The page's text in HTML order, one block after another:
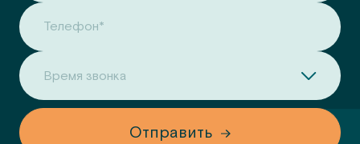
Телефон*
Время звонка
Отправить